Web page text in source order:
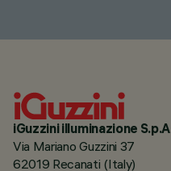
iGuzzini illuminazione S.p.A
Via Mariano Guzzini 37
62019 Recanati (Italy)